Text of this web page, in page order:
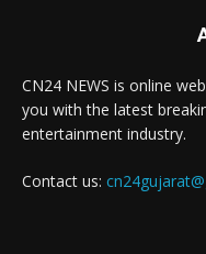
CN24 NEWS is online
you with the latest
entertainment industry.
Contact us: